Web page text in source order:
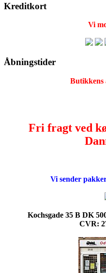
Kreditkort
Vi
Åbningstider
Butikkens
Fri fragt ved
Vi sender
Kochsgade 35 B DK
CVR: